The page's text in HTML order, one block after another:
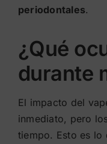
periodontales.
¿Qué
durante
El impacto del
inmediato, pero
tiempo. Esto es lo